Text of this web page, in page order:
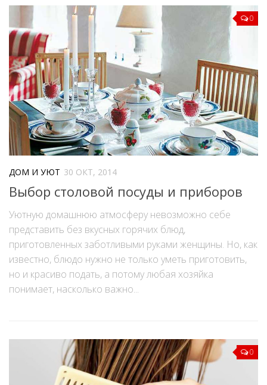
0
ДОМ И УЮТ 30 ОКТ, 2014
Выбор столовой посуды и приборов
Уютную домашнюю атмосферу невозможно себе
представить без вкусных горячих блюд,
приготовленных заботливыми руками женщины. Но, как
известно, блюдо нужно не только уметь приготовить,
но и красиво подать, а потому любая хозяйка
понимает, насколько важно...
0